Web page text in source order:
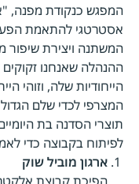
המפגש כנקודת מפנה,
אסטרטגי להתאמת
המשתנה ויצירת שיפור
ההנהלה שאנחנו
הייחודיות שלה, וזוהי
המצרפי לכדי שלם
תוצרי הסדנה בת
לפיתוח בקבוצה כדי
ארגון מוביל שוק